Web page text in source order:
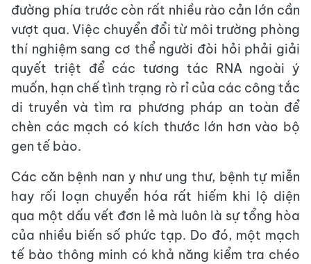
đường phía trước còn rất nhiều rào cản lớn cần
vượt qua. Việc chuyển đổi từ môi trường phòng
thí nghiệm sang cơ thể người đòi hỏi phải giải
quyết triệt để các tương tác RNA ngoài ý
muốn, hạn chế tình trạng rò rỉ của các công tắc
di truyền và tìm ra phương pháp an toàn để
chèn các mạch có kích thước lớn hơn vào bộ
gen tế bào.
Các căn bệnh nan y như ung thư, bệnh tự miễn
hay rối loạn chuyển hóa rất hiếm khi lộ diện
qua một dấu vết đơn lẻ mà luôn là sự tổng hòa
của nhiều biến số phức tạp. Do đó, một mạch
tế bào thông minh có khả năng kiểm tra chéo